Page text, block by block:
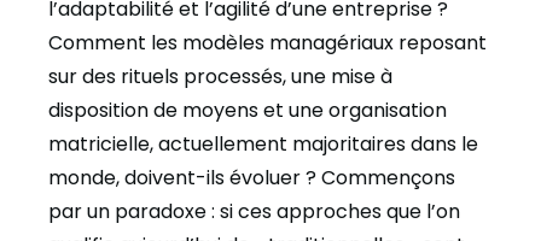
l’adaptabilité et l’agilité d’une entreprise ?
Comment les modèles managériaux reposant
sur des rituels processés, une mise à
disposition de moyens et une organisation
matricielle, actuellement majoritaires dans le
monde, doivent-ils évoluer ? Commençons
par un paradoxe : si ces approches que l’on